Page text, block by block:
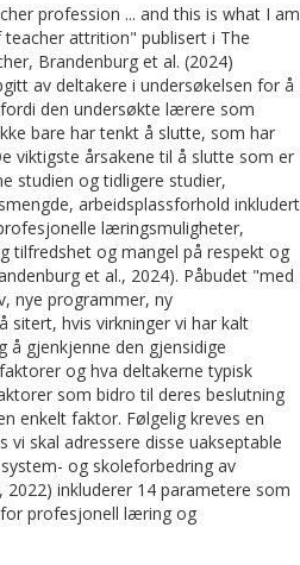
profession ... and this is what I am
attrition" publisert i The
Brandenburg et al. (2024)
av deltakere i undersøkelsen for å
den undersøkte lærere som
bare har tenkt å slutte, som har
viktigste årsakene til å slutte som er
studien og tidligere studier,
arbeidsplassforhold inkludert
læringsmuligheter,
tilfredshet og mangel på respekt og
et al., 2024). Påbudet "med
nye programmer, ny
sitert, hvis virkninger vi har kalt
gjenkjenne den gjensidige
og hva deltakerne typisk
som bidro til deres beslutning
enkelt faktor. Følgelig kreves en
skal adressere disse uakseptable
og skoleforbedring av
2022) inkluderer 14 parametere som
profesjonell læring og